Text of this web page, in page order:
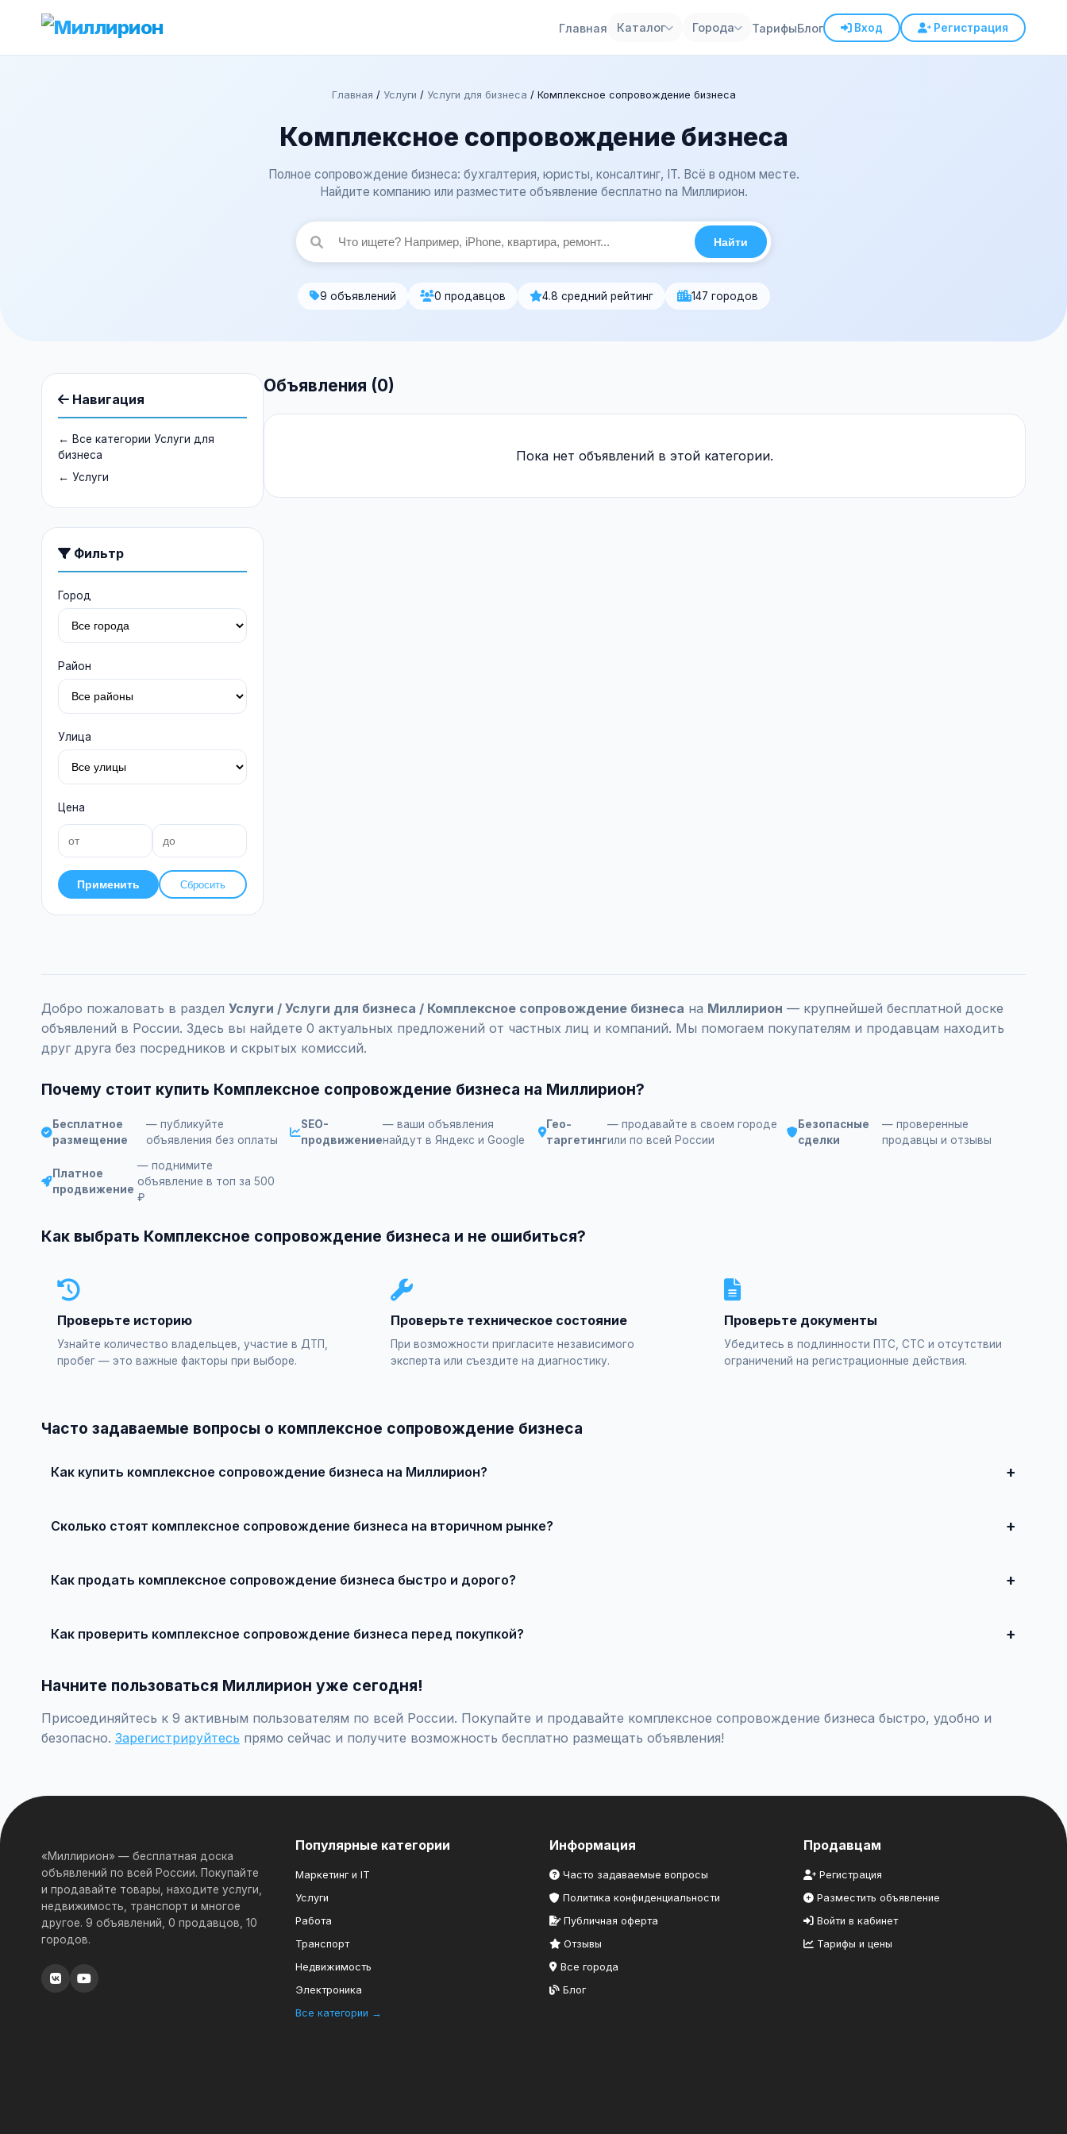
Главная Каталог Города ТарифыБлог Вход Регистрация
Главная / Услуги / Услуги для бизнеса / Комплексное сопровождение бизнеса
Комплексное сопровождение бизнеса
Полное сопровождение бизнеса: бухгалтерия, юристы, консалтинг, IT. Всё в одном месте.
Найдите компанию или разместите объявление бесплатно na Миллирион.
Найти
9 объявлений 0 продавцов 4.8 средний рейтинг 147 городов
Навигация
← Все категории Услуги для
бизнеса
← Услуги
Фильтр
Город
Район
Улица
Цена
Применить Сбросить
Объявления (0)
Пока нет объявлений в этой категории.
Добро пожаловать в раздел Услуги / Услуги для бизнеса / Комплексное сопровождение бизнеса на Миллирион — крупнейшей бесплатной доске
объявлений в России. Здесь вы найдете 0 актуальных предложений от частных лиц и компаний. Мы помогаем покупателям и продавцам находить
друг друга без посредников и скрытых комиссий.
Почему стоит купить Комплексное сопровождение бизнеса на Миллирион?
Бесплатное
размещение
— публикуйте
объявления без оплаты
SEO-
продвижение
— ваши объявления
найдут в Яндекс и Google
Гео-
таргетинг
— продавайте в своем городе
или по всей России
Безопасные
сделки
— проверенные
продавцы и отзывы
Платное
продвижение
— поднимите
объявление в топ за 500
₽
Как выбрать Комплексное сопровождение бизнеса и не ошибиться?
Проверьте историю
Узнайте количество владельцев, участие в ДТП,
пробег — это важные факторы при выборе.
Проверьте техническое состояние
При возможности пригласите независимого
эксперта или съездите на диагностику.
Проверьте документы
Убедитесь в подлинности ПТС, СТС и отсутствии
ограничений на регистрационные действия.
Часто задаваемые вопросы о комплексное сопровождение бизнеса
Как купить комплексное сопровождение бизнеса на Миллирион?
Сколько стоят комплексное сопровождение бизнеса на вторичном рынке?
Как продать комплексное сопровождение бизнеса быстро и дорого?
Как проверить комплексное сопровождение бизнеса перед покупкой?
Начните пользоваться Миллирион уже сегодня!
Присоединяйтесь к 9 активным пользователям по всей России. Покупайте и продавайте комплексное сопровождение бизнеса быстро, удобно и
безопасно. Зарегистрируйтесь прямо сейчас и получите возможность бесплатно размещать объявления!
«Миллирион» — бесплатная доска
объявлений по всей России. Покупайте
и продавайте товары, находите услуги,
недвижимость, транспорт и многое
другое. 9 объявлений, 0 продавцов, 10
городов.
Популярные категории
Маркетинг и IT
Услуги
Работа
Транспорт
Недвижимость
Электроника
Все категории →
Информация
Часто задаваемые вопросы
Политика конфиденциальности
Публичная оферта
Отзывы
Все города
Блог
Продавцам
Регистрация
Разместить объявление
Войти в кабинет
Тарифы и цены